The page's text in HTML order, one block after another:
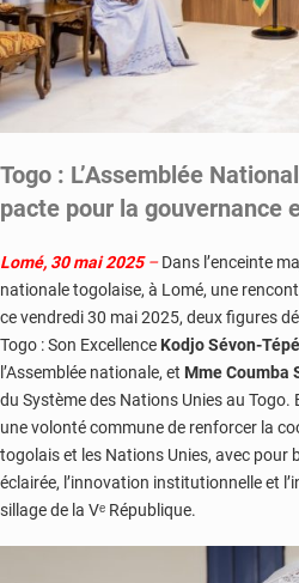
Togo : L’Assemblée
pacte pour la gouvernance
Lomé, 30 mai 2025–Dans l’enceinte
nationale togolaise, à Lomé, une
ce vendredi 30 mai 2025, deux figures
Togo : Son Excellence Kodjo Sévon-
l’Assemblée nationale, et Mme Coumba
du Système des Nations Unies au
une volonté commune de renforcer la
togolais et les Nations Unies, avec pour
éclairée, l’innovation institutionnelle et
sillage de la Vᵉ République.